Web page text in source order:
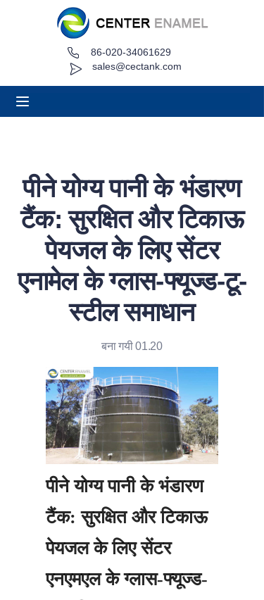
sales@cectank.com
86-020-34061629
पीने योग्य पानी के भंडारण
टैंक: सुरक्षित और टिकाऊ
पेयजल के लिए सेंटर
एनामेल के ग्लास-फ्यूज्ड-टू-
स्टील समाधान
बना गयी 01.20
पीने योग्य पानी के भंडारण
टैंक: सुरक्षित और टिकाऊ
पेयजल के लिए सेंटर
एनएमएल के ग्लास-फ्यूज्ड-
के बारे में
परियोजना मामला
कोट अनुरोध करें
समाचार